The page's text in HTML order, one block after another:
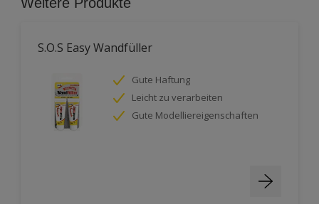
S.O.S Easy Wandfüller
Gute Haftung
Leicht zu verarbeiten
Gute Modelliereigenschaften